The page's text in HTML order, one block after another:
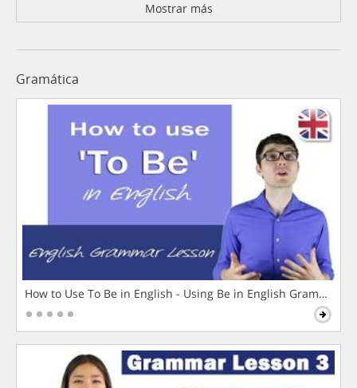
Mostrar más
Gramática
How to Use To Be in English - Using Be in English Grammar